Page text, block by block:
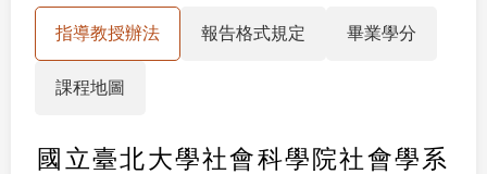
指導教授辦法 報告格式規定 畢業學分
課程地圖
國立臺北大學社會科學院社會學系